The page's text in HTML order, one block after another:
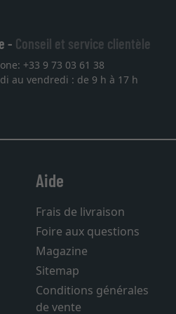
- Conseil et service clientèle
+33 9 73 03 61 38
au vendredi : de 9 h à 17 h
Aide
Frais de livraison
Foire aux questions
Magazine
Sitemap
Conditions générales
de vente